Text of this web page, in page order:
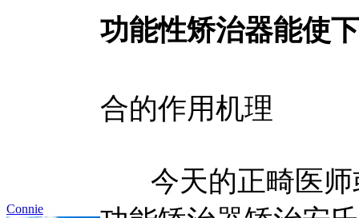
Connie
功能性矫治器能使
合的作用机理
今天的正畸医师